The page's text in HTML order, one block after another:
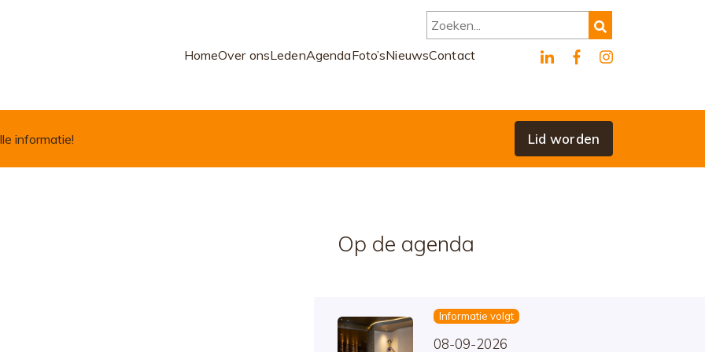
HomeOver onsLedenAgendaFoto’sNieuwsContact
Zoeken...
informatie! Lid worden
Op de agenda
Informatie volgt
08-09-2026